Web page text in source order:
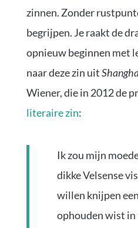
zinnen. Zonder
begrijpen. Je raakt de
opnieuw beginnen met
naar deze zin uit
Wiener, die in 2012 de
literaire zin:
Ik zou mijn
dikke Velsense
willen knijpen
ophouden wist